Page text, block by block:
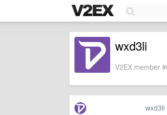
wxd3li
V2EX member
wxd3li